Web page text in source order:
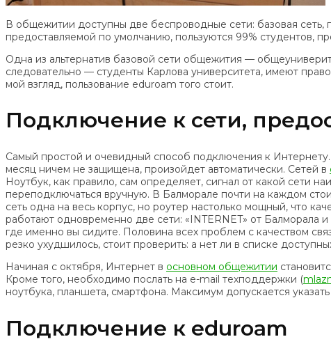
В общежитии доступны две беспроводные сети: базовая
предоставляемой по умолчанию, пользуются 99% студентов,
Одна из альтернатив базовой сети общежития —
следовательно — студенты Карлова университета, имеют
мой взгляд, пользование eduroam того стоит.
Подключение к сети,
Самый простой и очевидный способ подключения к
месяц ничем не защищена, произойдет автоматически. Сетей в
Ноутбук, как правило, сам определяет, сигнал от какой сети
переподключаться вручную. В Балморале почти на каждом
сеть одна на весь корпус, но роутер настолько мощный, что
работают одновременно две сети: «INTERNET» от Балморала
где именно вы сидите. Половина всех проблем с качеством
резко ухудшилось, стоит проверить: а нет ли в списке
Начиная с октября, Интернет в основном общежитии
Кроме того, необходимо послать на e-mail техподдержки (
ноутбука, планшета, смартфона. Максимум допускается
Подключение к eduroam